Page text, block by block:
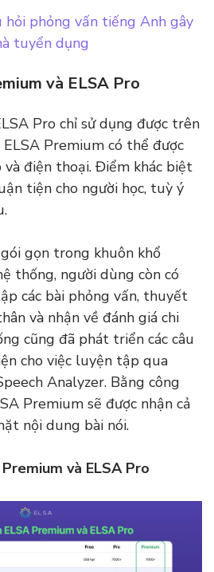
hỏi phỏng vấn tiếng Anh gây
tuyển dụng
và ELSA Pro
Pro chỉ sử dụng được trên
Premium có thể được
điện thoại. Điểm khác biệt
tiện cho người học, tuỳ ý
gọn trong khuôn khổ
thống, người dùng còn có
các bài phỏng vấn, thuyết
và nhận về đánh giá chi
cũng đã phát triển các câu
cho việc luyện tập qua
Analyzer. Bằng công
Premium sẽ được nhận cả
nội dung bài nói.
và ELSA Pro